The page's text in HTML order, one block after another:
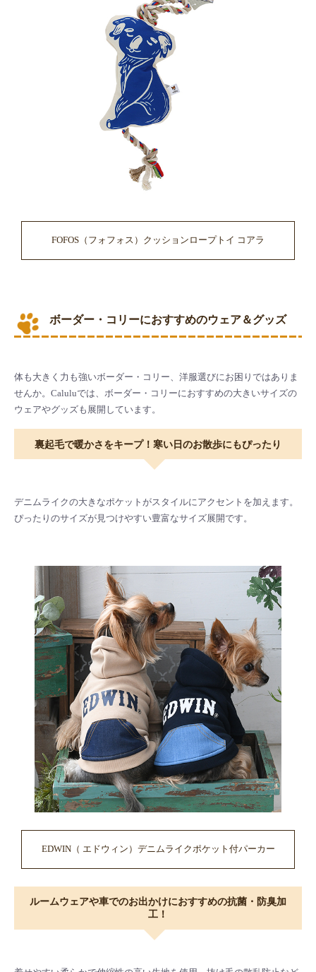
FOFOS（フォフォス）クッションロープトイ コアラ
ボーダー・コリーにおすすめのウェア＆グッズ
体も大きく力も強いボーダー・コリー、洋服選びにお困りではありま
せんか。Caluluでは、ボーダー・コリーにおすすめの大きいサイズの
ウェアやグッズも展開しています。
裏起毛で暖かさをキープ！寒い日のお散歩にもぴったり
デニムライクの大きなポケットがスタイルにアクセントを加えます。
ぴったりのサイズが見つけやすい豊富なサイズ展開です。
EDWIN（ エドウィン）デニムライクポケット付パーカー
ルームウェアや車でのお出かけにおすすめの抗菌・防臭加
工！